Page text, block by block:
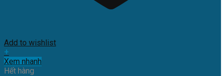
Add to wishlist
+
Xem nhanh
Hết hàng